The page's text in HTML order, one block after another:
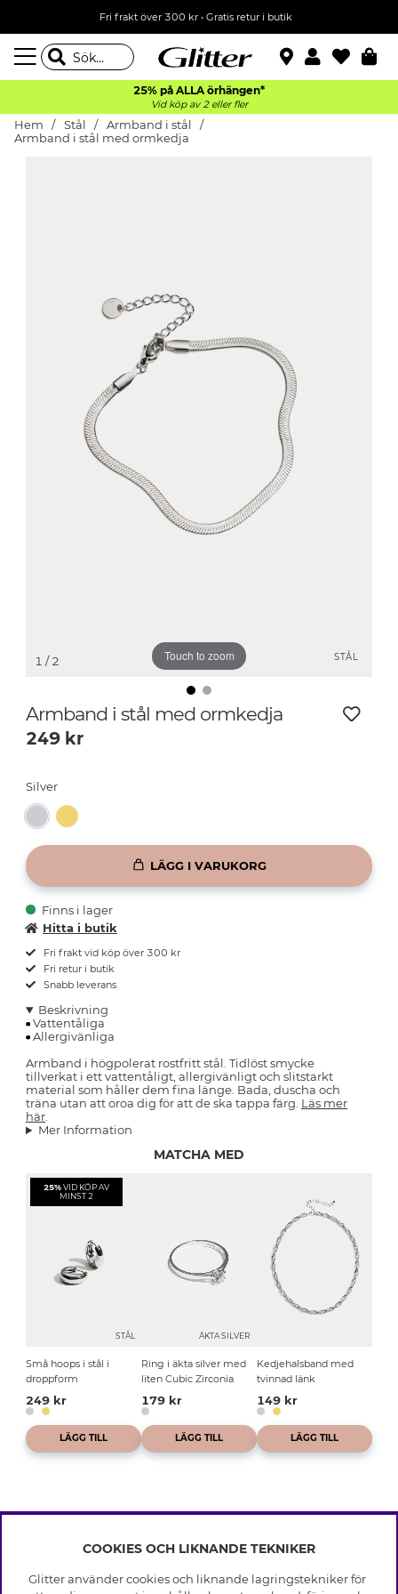
Fri frakt över 300 kr• Gratis retur i butik
25% på ALLA örhängen*
Vid köp av 2 eller fler
Hem Stål
Armband i stål
Armband i stål med ormkedja
STÅL
Touch to zoom
1 / 2
Armband i stål med ormkedja
249 kr
Silver
LÄGG I VARUKORG
Finns i lager
Hitta i butik
Fri frakt vid köp över 300 kr
Fri retur i butik
Snabb leverans
Beskrivning
Vattentåliga
Allergivänliga
Armband i högpolerat rostfritt stål. Tidlöst smycke
tillverkat i ett vattentåligt, allergivänligt och slitstarkt
material som håller dem fina länge. Bada, duscha och
träna utan att oroa dig för att de ska tappa färg. Läs mer
här
Mer Information
MATCHA MED
25% VID KÖP AV
MINST 2
STÅL
Små hoops i stål i
droppform
249 kr
LÄGG TILL
ÄKTA SILVER
Ring i äkta silver med
liten Cubic Zirconia
179 kr
LÄGG TILL
Kedjehalsband med
tvinnad länk
149 kr
LÄGG TILL
INFO
Leverans
COOKIES OCH LIKNANDE TEKNIKER
Glitter använder cookies och liknande lagringstekniker för